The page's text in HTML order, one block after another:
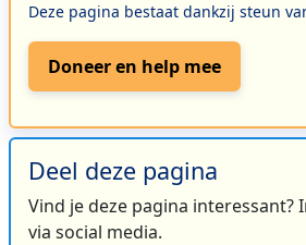
Deze pagina bestaat dankzij steun
Doneer en help mee
Deel deze pagina
Vind je deze pagina interessant?
via social media.